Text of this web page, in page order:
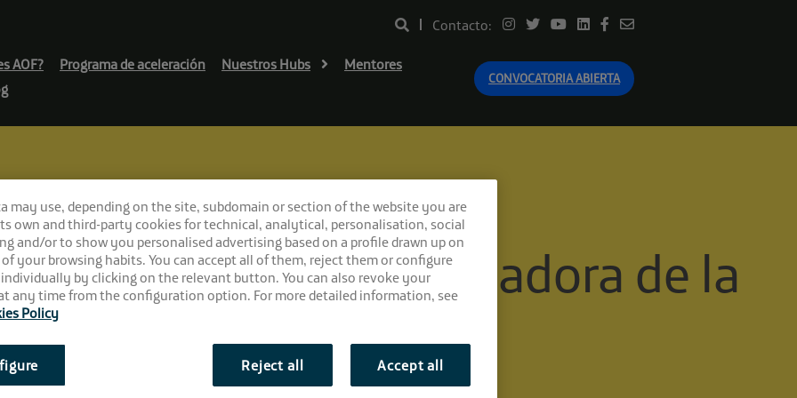
Contacto:
AOF? Programa de aceleración Nuestros Hubs
Mentores
CONVOCATORIA ABIERTA
de la startup Sociack
Carmona, co-fundadora de la
may use, depending on the site, subdomain or section of the website you are
own and third-party cookies for technical, analytical, personalisation, social
and/or to show you personalised advertising based on a profile drawn up on
your browsing habits. You can accept all of them, reject them or configure
by clicking on the relevant button. You can also revoke your
any time from the configuration option. For more detailed information, see
Policy
Reject all Accept all